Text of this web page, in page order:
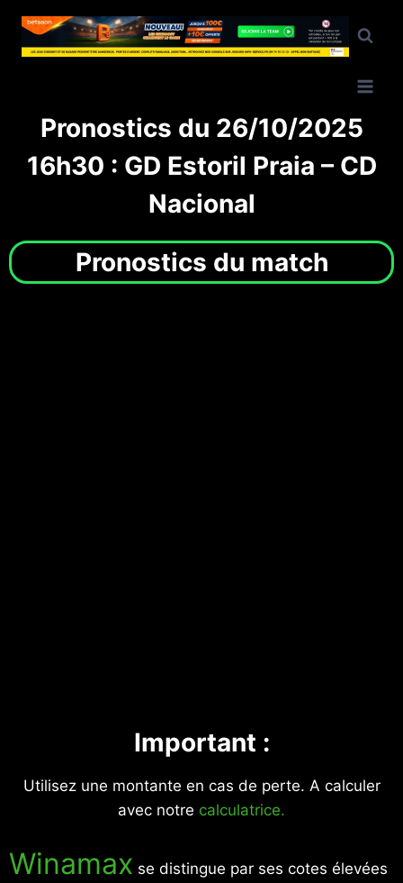
Pronostics du 26/10/2025
16h30 : GD Estoril Praia – CD
Nacional
Pronostics du match
Important :
Utilisez une montante en cas de perte. A calculer
avec notre calculatrice.
Winamax se distingue par ses cotes élevées